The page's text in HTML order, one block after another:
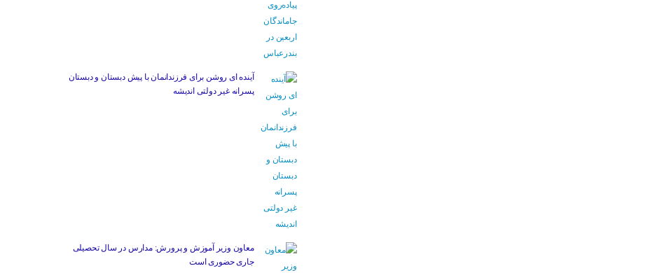
آینده ای روشن برای فرزندانمان با پیش دبستان و دبستان
پسرانه غیر دولتی اندیشه
معاون وزیر آموزش و پرورش: مدارس در سال تحصیلی
جاری حضوری است